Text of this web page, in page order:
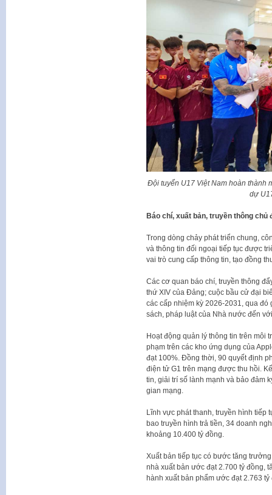
Đội tuyển U17 Việt Nam hoàn thành
dự
Báo chí, xuất bản, truyền thông
Trong dòng chảy phát triển chung,
và thông tin đối ngoại tiếp tục được
vai trò cung cấp thông tin, tạo đồng
Các cơ quan báo chí, truyền thông
thứ XIV của Đảng; cuộc bầu cử đại
các cấp nhiệm kỳ 2026-2031, qua
sách, pháp luật của Nhà nước đến
Hoạt động quản lý thông tin trên
phạm trên các kho ứng dụng của
đạt 100%. Đồng thời, 90 quyết định
điện tử G1 trên mạng được thu hồi.
tin, giải trí số lành mạnh và bảo đảm
gian mạng.
Lĩnh vực phát thanh, truyền hình tiếp
bao truyền hình trả tiền, 34 doanh
khoảng 10.400 tỷ đồng.
Xuất bản tiếp tục có bước tăng
nhà xuất bản ước đạt 2.700 tỷ đồng,
hành xuất bản phẩm ước đạt 2.763